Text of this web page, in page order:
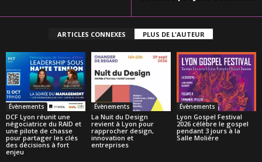
ARTICLES CONNEXES PLUS DE L'AUTEUR
Évènements
DCF Lyon réunit une
négociatrice du RAID et
une pilote de chasse
pour partager les clés
des décisions à fort
enjeu
Évènements
La Nuit du Design
revient à Lyon pour
rapprocher design,
innovation et
entreprises
Évènements
Lyon Gospel Festival
2026 célèbre le gospel
pendant 3 jours à la
Salle Molière